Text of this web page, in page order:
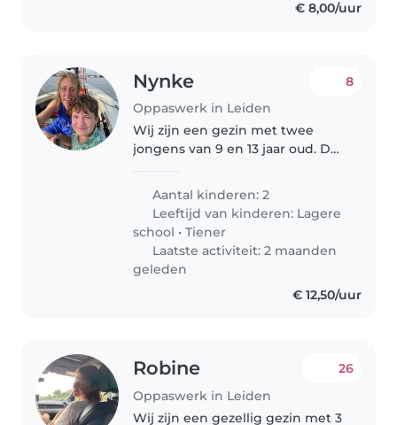
€ 8,00/uur
Nynke
Oppaswerk in Leiden
8
Wij zijn een gezin met twee
jongens van 9 en 13 jaar oud. De
thuis zijn maar als de jongste
ziek is, is dat soms lastig omdat
we beide moeilijk thuis kunnen..
Aantal kinderen: 2
Leeftijd van kinderen: Lagere
school •Tiener
Laatste activiteit: 2 maanden
geleden
€ 12,50/uur
Robine
Oppaswerk in Leiden
26
Wij zijn een gezellig gezin met 3